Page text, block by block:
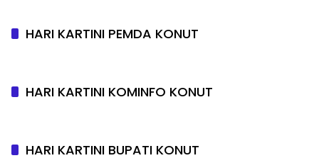
HARI KARTINI PEMDA KONUT
HARI KARTINI KOMINFO KONUT
HARI KARTINI BUPATI KONUT